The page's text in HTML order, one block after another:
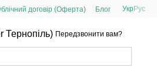
договір (Оферта) Блог УкрРус
Тернопіль) Передзвонити вам?